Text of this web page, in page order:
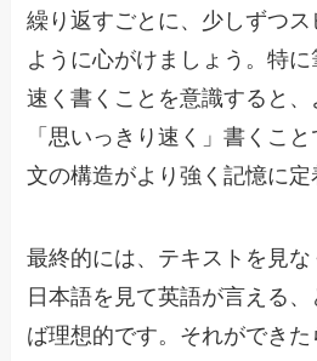
繰り返すごとに、少しずつス
ように心がけましょう。特
速く書くことを意識すると、
「思いっきり速く」書くこ
文の構造がより強く記憶に定
最終的には、テキストを見な
日本語を見て英語が言える
ば理想的です。それができ